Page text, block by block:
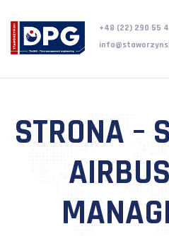
+48 (22) 290 55
STRONA –